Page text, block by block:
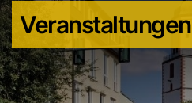
Veranstaltungen